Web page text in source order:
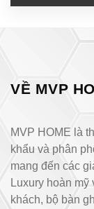
VỀ MVP
MVP HOME là
khẩu và phân
mang đến các
Luxury hoàn
khách, bộ bàn